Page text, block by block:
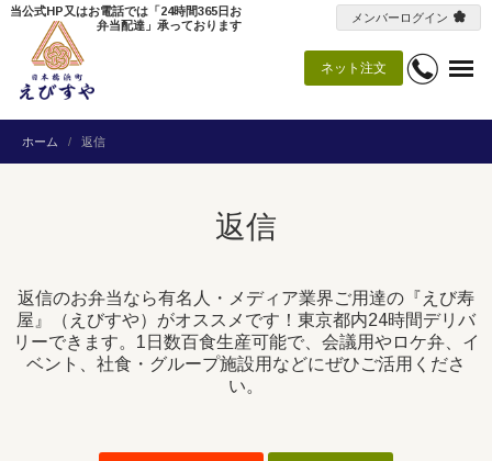
ネット注文
当公式HP又はお電話では「24時間365日お
弁当配達」承っております
メンバーログイン
ホーム 返信
返信
返信のお弁当なら有名人・メディア業界ご用達の『えび寿
屋』（えびすや）がオススメです！東京都内24時間デリバ
リーできます。1日数百食生産可能で、会議用やロケ弁、イ
ベント、社食・グループ施設用などにぜひご活用くださ
い。